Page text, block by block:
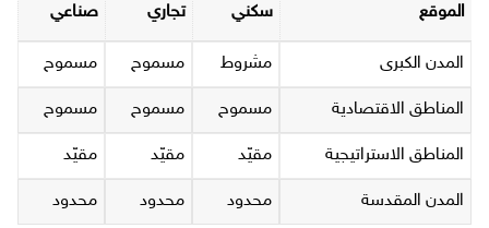
الموقع سكني تجاري صناعي
المدن الكبرى مشروط مسموح مسموح
المناطق الاقتصادية مسموح مسموح مسموح
المناطق الاستراتيجية مقيّد مقيّد مقيّد
المدن المقدسة محدود محدود محدود